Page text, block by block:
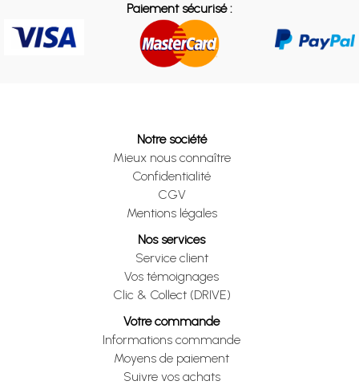
Paiement sécurisé :
Notre société
Mieux nous connaître
Confidentialité
CGV
Mentions légales
Nos services
Service client
Vos témoignages
Clic & Collect (DRIVE)
Votre commande
Informations commande
Moyens de paiement
Suivre vos achats